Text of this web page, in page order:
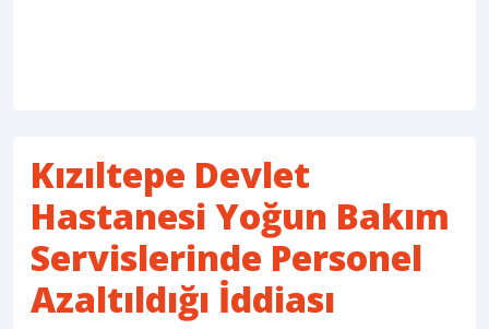
Kızıltepe Devlet
Hastanesi Yoğun Bakım
Servislerinde Personel
Azaltıldığı İddiası